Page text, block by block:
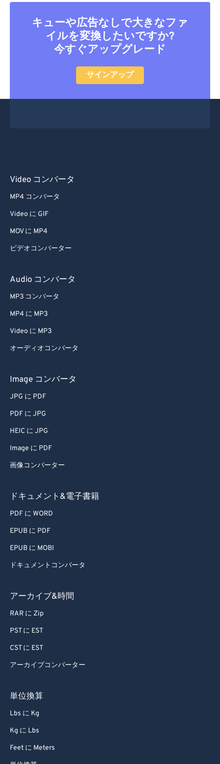
キューや広告なしで大きなファ
イルを変換したいですか?
今すぐアップグレード
サインアップ
Video コンバータ
MP4 コンバータ
Video に GIF
MOV に MP4
ビデオコンバーター
Audio コンバータ
MP3 コンバータ
MP4 に MP3
Video に MP3
オーディオコンバータ
Image コンバータ
JPG に PDF
PDF に JPG
HEIC に JPG
Image に PDF
画像コンバーター
ドキュメント&電子書籍
PDF に WORD
EPUB に PDF
EPUB に MOBI
ドキュメントコンバータ
アーカイブ&時間
RAR に Zip
PST に EST
CST に EST
アーカイブコンバーター
単位換算
Lbs に Kg
Kg に Lbs
Feet に Meters